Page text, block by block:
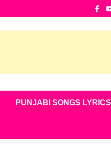
PUNJABI SONGS LYRICS